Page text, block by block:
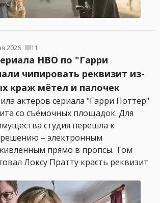
2026 11
HBO по "Гарри
чипировать реквизит из-
краж мётел и палочек
актёров сериала "Гарри Поттер"
со съёмочных площадок. Для
студия перешла к
– электронным
прямо в пропсы. Том
Локсу Пратту красть реквизит